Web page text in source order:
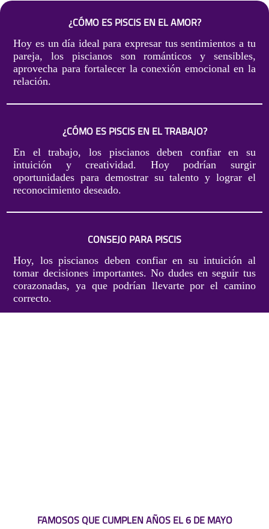
¿CÓMO ES PISCIS EN EL AMOR?
Hoy es un día ideal para expresar tus sentimientos a tu
pareja, los piscianos son románticos y sensibles,
aprovecha para fortalecer la conexión emocional en la
relación.
¿CÓMO ES PISCIS EN EL TRABAJO?
En el trabajo, los piscianos deben confiar en su
intuición y creatividad. Hoy podrían surgir
oportunidades para demostrar su talento y lograr el
reconocimiento deseado.
CONSEJO PARA PISCIS
Hoy, los piscianos deben confiar en su intuición al
tomar decisiones importantes. No dudes en seguir tus
corazonadas, ya que podrían llevarte por el camino
correcto.
FAMOSOS QUE CUMPLEN AÑOS EL 6 DE MAYO